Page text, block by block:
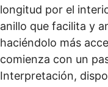
longitud por el
anillo que facilita y
haciéndolo más
comienza con un
Interpretación,